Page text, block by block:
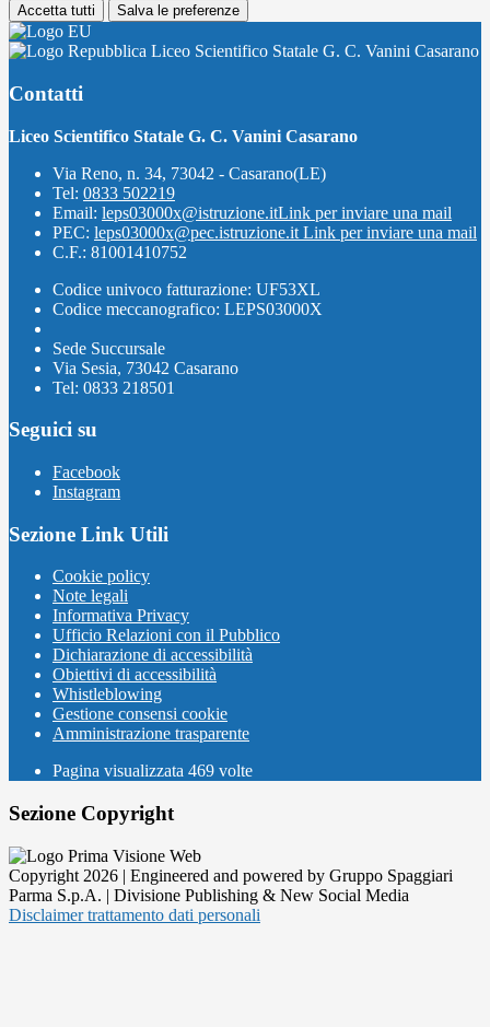
Accetta tutti Salva le preferenze
Liceo Scientifico Statale G. C. Vanini Casarano
Contatti
Liceo Scientifico Statale G. C. Vanini Casarano
Via Reno, n. 34, 73042 - Casarano(LE)
Tel: 0833 502219
Email: leps03000x@istruzione.itLink per inviare una mail
PEC: leps03000x@pec.istruzione.it Link per inviare una mail
C.F.: 81001410752
Codice univoco fatturazione: UF53XL
Codice meccanografico: LEPS03000X
Sede Succursale
Via Sesia, 73042 Casarano
Tel: 0833 218501
Seguici su
Facebook
Instagram
Sezione Link Utili
Cookie policy
Note legali
Informativa Privacy
Ufficio Relazioni con il Pubblico
Dichiarazione di accessibilità
Obiettivi di accessibilità
Whistleblowing
Gestione consensi cookie
Amministrazione trasparente
Pagina visualizzata 469 volte
Sezione Copyright
Copyright 2026 | Engineered and powered by Gruppo Spaggiari
Parma S.p.A. | Divisione Publishing & New Social Media
Disclaimer trattamento dati personali